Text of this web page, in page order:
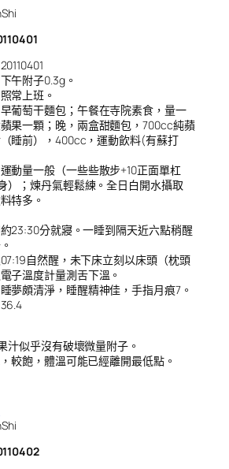
午附子0.3g。
常上班。
葡萄干麵包；午餐在寺院素食，量一
果一顆；晚，兩盒甜麵包，700cc純蘋
睡前），400cc，運動飲料(有蘇打
動量一般（一些些散步+10正面單杠
）；煉丹氣輕鬆練。全日白開水攝取
特多。
23:30分就寢。一睡到隔天近六點稍醒
自然醒，未下床立刻以床頭（枕頭
子溫度計量測舌下溫。
夢頗清淨，睡醒精神佳，手指月痕7。
汁似乎沒有破壞微量附子。
較飽，體溫可能已經離開最低點。